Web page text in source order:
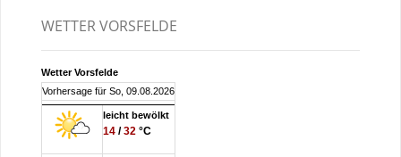
WETTER VORSFELDE
Wetter Vorsfelde
Vorhersage für So, 09.08.2026
leicht bewölkt
14/32°C